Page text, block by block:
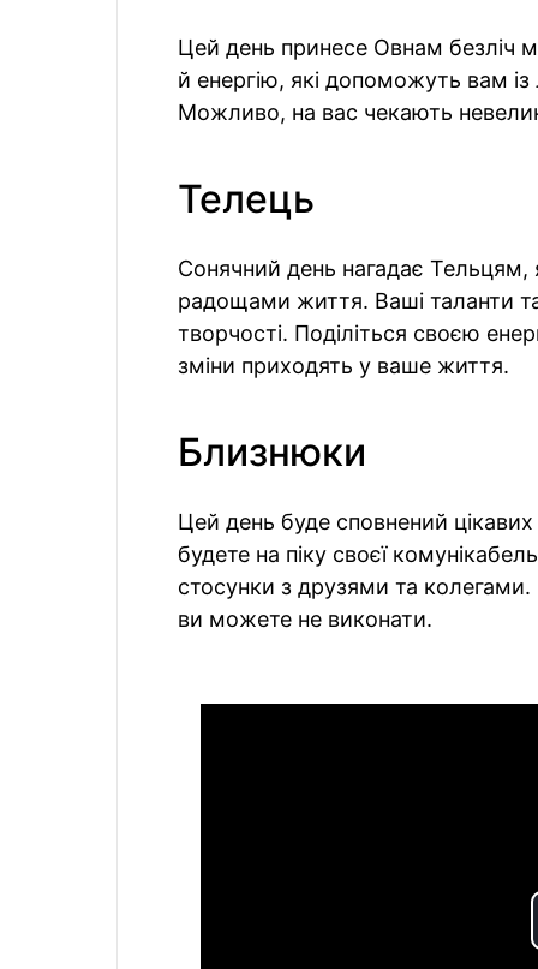
Цей день принесе Овнам безліч
й енергію, які допоможуть вам
Можливо, на вас чекають
Телець
Сонячний день нагадає
радощами життя. Ваші таланти та
творчості. Поділіться своєю
зміни приходять у ваше життя.
Близнюки
Цей день буде сповнений цікавих
будете на піку своєї
стосунки з друзями та
ви можете не виконати.